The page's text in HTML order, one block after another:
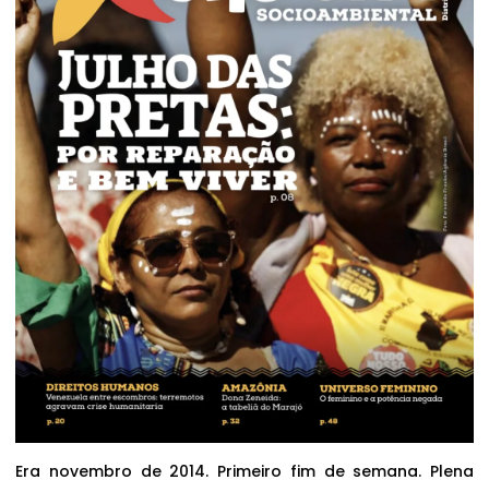
Era novembro de 2014. Primeiro fim de semana. Plena